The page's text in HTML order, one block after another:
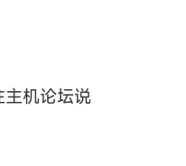
主机论坛说